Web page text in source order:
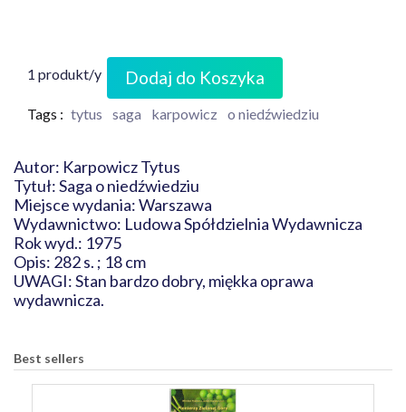
1 produkt/y Dodaj do Koszyka
Tags : tytus saga karpowicz o niedźwiedziu
Autor: Karpowicz Tytus
Tytuł: Saga o niedźwiedziu
Miejsce wydania: Warszawa
Wydawnictwo: Ludowa Spółdzielnia Wydawnicza
Rok wyd.: 1975
Opis: 282 s. ; 18 cm
UWAGI: Stan bardzo dobry, miękka oprawa
wydawnicza.
Best sellers